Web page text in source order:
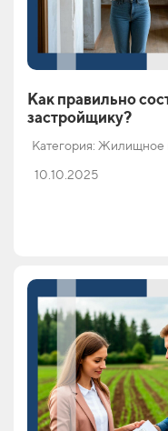
Как правильно
застройщику?
Категория: Жилищное
10.10.2025